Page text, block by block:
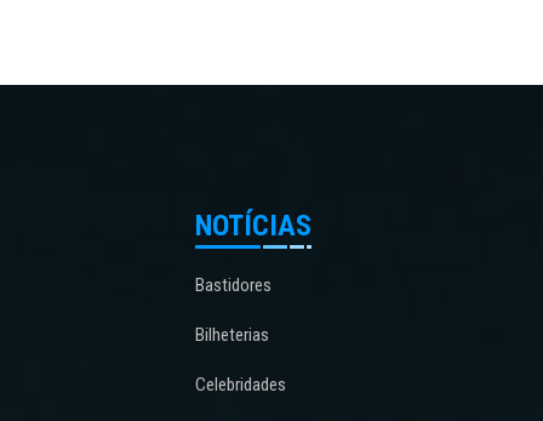
NOTÍCIAS
Bastidores
Bilheterias
Celebridades